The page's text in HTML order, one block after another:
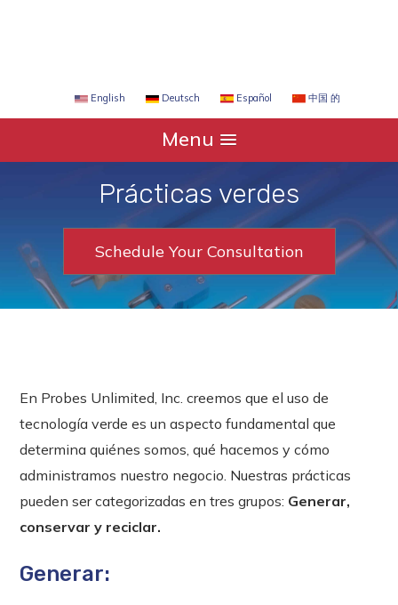
English Deutsch Español 中国 的
Menu
Prácticas verdes
Schedule Your Consultation
En Probes Unlimited, Inc. creemos que el uso de
tecnología verde es un aspecto fundamental que
determina quiénes somos, qué hacemos y cómo
administramos nuestro negocio. Nuestras prácticas
pueden ser categorizadas en tres grupos: Generar,
conservar y reciclar.
Generar: